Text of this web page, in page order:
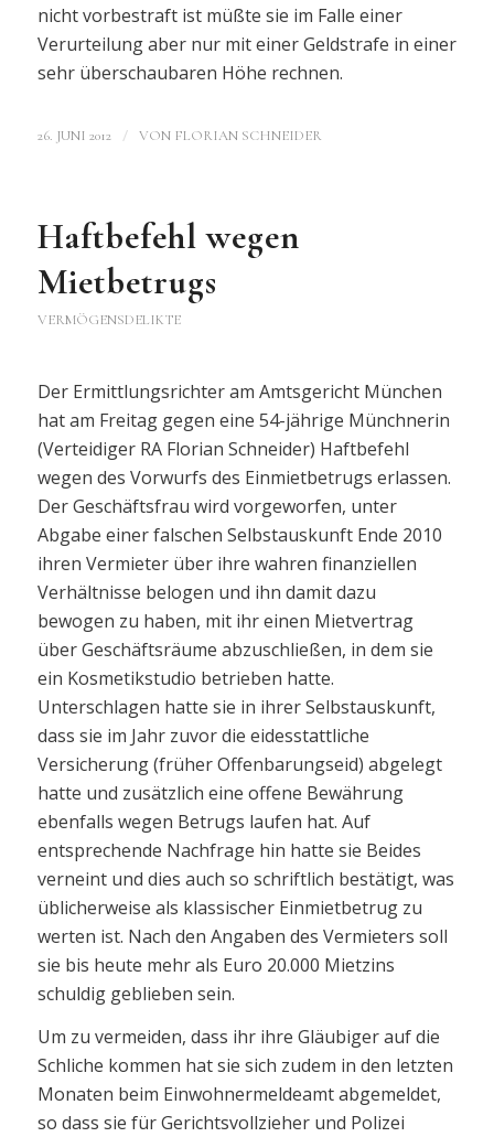
nicht vorbestraft ist müßte sie im Falle einer
Verurteilung aber nur mit einer Geldstrafe in einer
sehr überschaubaren Höhe rechnen.
26. JUNI 2012 / VON FLORIAN SCHNEIDER
Haftbefehl wegen
Mietbetrugs
VERMÖGENSDELIKTE
Der Ermittlungsrichter am Amtsgericht München
hat am Freitag gegen eine 54-jährige Münchnerin
(Verteidiger RA Florian Schneider) Haftbefehl
wegen des Vorwurfs des Einmietbetrugs erlassen.
Der Geschäftsfrau wird vorgeworfen, unter
Abgabe einer falschen Selbstauskunft Ende 2010
ihren Vermieter über ihre wahren finanziellen
Verhältnisse belogen und ihn damit dazu
bewogen zu haben, mit ihr einen Mietvertrag
über Geschäftsräume abzuschließen, in dem sie
ein Kosmetikstudio betrieben hatte.
Unterschlagen hatte sie in ihrer Selbstauskunft,
dass sie im Jahr zuvor die eidesstattliche
Versicherung (früher Offenbarungseid) abgelegt
hatte und zusätzlich eine offene Bewährung
ebenfalls wegen Betrugs laufen hat. Auf
entsprechende Nachfrage hin hatte sie Beides
verneint und dies auch so schriftlich bestätigt, was
üblicherweise als klassischer Einmietbetrug zu
werten ist. Nach den Angaben des Vermieters soll
sie bis heute mehr als Euro 20.000 Mietzins
schuldig geblieben sein.
Um zu vermeiden, dass ihr ihre Gläubiger auf die
Schliche kommen hat sie sich zudem in den letzten
Monaten beim Einwohnermeldeamt abgemeldet,
so dass sie für Gerichtsvollzieher und Polizei